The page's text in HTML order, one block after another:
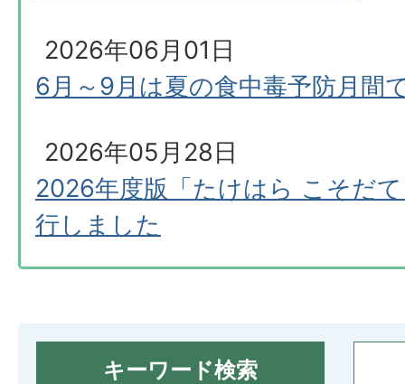
2026年06月01日
6月～9月は夏の食中毒予防月間
2026年05月28日
2026年度版「たけはら こそだ
行しました
キーワード検索